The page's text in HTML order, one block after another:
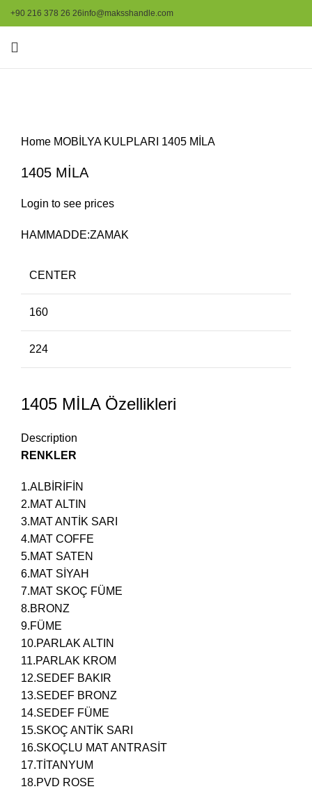
+90 216 378 26 26info@maksshandle.com
Home MOBİLYA KULPLARI 1405 MİLA
1405 MİLA
Login to see prices
HAMMADDE:ZAMAK
CENTER
160
224
1405 MİLA Özellikleri
Description
RENKLER
1.ALBİRİFİN
2.MAT ALTIN
3.MAT ANTİK SARI
4.MAT COFFE
5.MAT SATEN
6.MAT SİYAH
7.MAT SKOÇ FÜME
8.BRONZ
9.FÜME
10.PARLAK ALTIN
11.PARLAK KROM
12.SEDEF BAKIR
13.SEDEF BRONZ
14.SEDEF FÜME
15.SKOÇ ANTİK SARI
16.SKOÇLU MAT ANTRASİT
17.TİTANYUM
18.PVD ROSE